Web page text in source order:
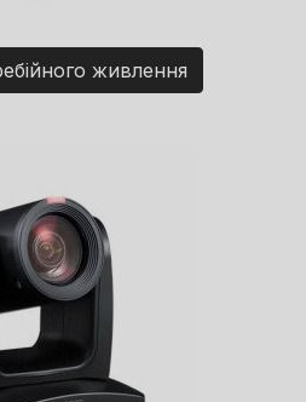
живлення